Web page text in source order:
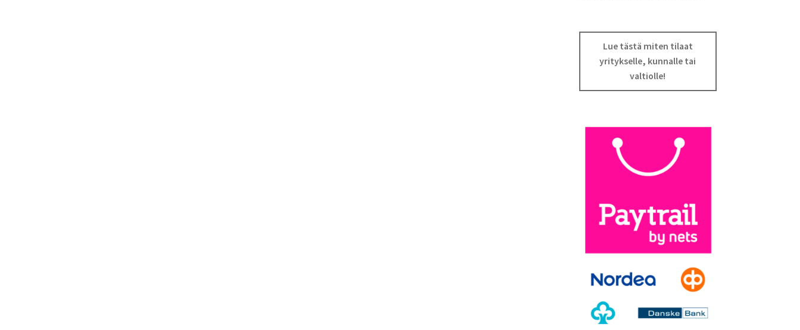
Lue tästä miten tilaat
yritykselle, kunnalle tai
valtiolle!